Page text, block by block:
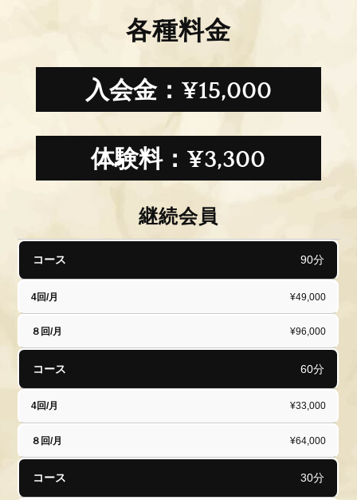
各種料金
入会金：¥15,000
体験料：¥3,300
継続会員
コ
ー
ス
回/
回/
90分
¥49,000
¥96,000
60分
¥33,000
¥64,000
30分